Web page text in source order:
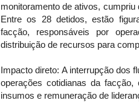
monitoramento de ativos,
Entre os 28 detidos, estão
facção, responsáveis por
distribuição de recursos para
Impacto direto: A interrupção dos
operações cotidianas da
insumos e remuneração de